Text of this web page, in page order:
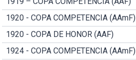
1920 - COPA COMPETENCIA (AAmF)
1920 - COPA DE HONOR (AAF)
1924 - COPA COMPETENCIA (AAmF)